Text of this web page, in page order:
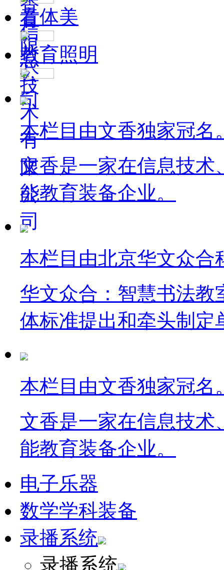
音体美
教育照明
本栏目由文香独家冠名
文香是一家在信息技术
能教育装备企业。
本栏目由北京华文众合
华文众合：智慧书法教
体标准提出和牵头制定
本栏目由文香独家冠名
文香是一家在信息技术
能教育装备企业。
电子乐器
数学学科装备
录播系统
录播系统